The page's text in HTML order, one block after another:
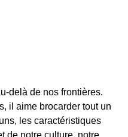
delà de nos frontières.
il aime brocarder tout un
les caractéristiques
de notre culture, notre